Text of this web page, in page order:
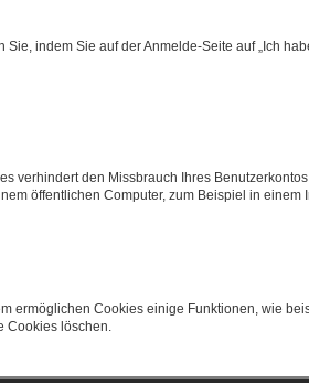
indem Sie auf der Anmelde-Seite auf „Ich
verhindert den Missbrauch Ihres
öffentlichen Computer, zum Beispiel in einem
ermöglichen Cookies einige Funktionen, wie
Cookies löschen.